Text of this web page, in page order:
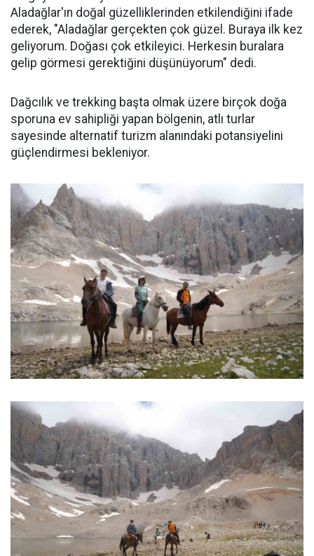
Aladağlar'ın doğal güzelliklerinden etkilendiğini ifade
ederek, "Aladağlar gerçekten çok güzel. Buraya ilk kez
geliyorum. Doğası çok etkileyici. Herkesin buralara
gelip görmesi gerektiğini düşünüyorum" dedi.
Dağcılık ve trekking başta olmak üzere birçok doğa
sporuna ev sahipliği yapan bölgenin, atlı turlar
sayesinde alternatif turizm alanındaki potansiyelini
güçlendirmesi bekleniyor.